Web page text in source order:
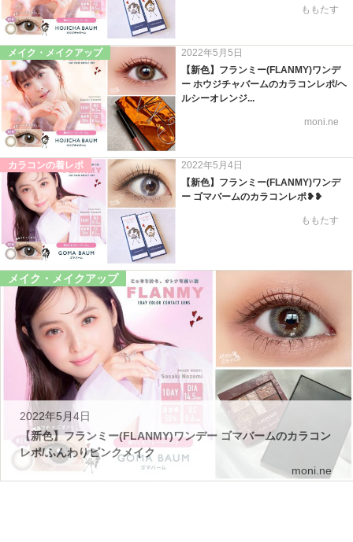
ももたす
メイク・メイクアップ
2022年5月5日
【新色】フランミー(FLANMY)ワンデ
ー ホウジチャバームのカラコンレポ/ヘ
ルシーオレンジ...
moni.ne
カラコンの着レポ
2022年5月4日
【新色】フランミー(FLANMY)ワンデ
ー ゴマバームのカラコンレポ❥❥
ももたす
メイク・メイクアップ
2022年5月4日
【新色】フランミー(FLANMY)ワンデー ゴマバームのカラコン
レポ/ふんわりピンクメイク
moni.ne